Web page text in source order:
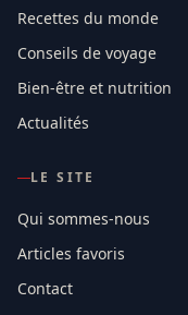
Recettes du monde
Conseils de voyage
Bien-être et nutrition
Actualités
LE SITE
Qui sommes-nous
Articles favoris
Contact